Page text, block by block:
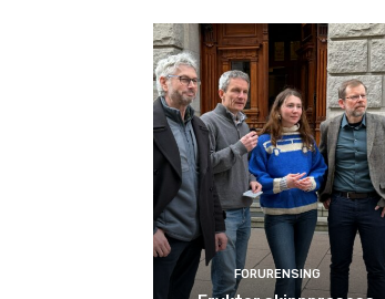
FORURENSING